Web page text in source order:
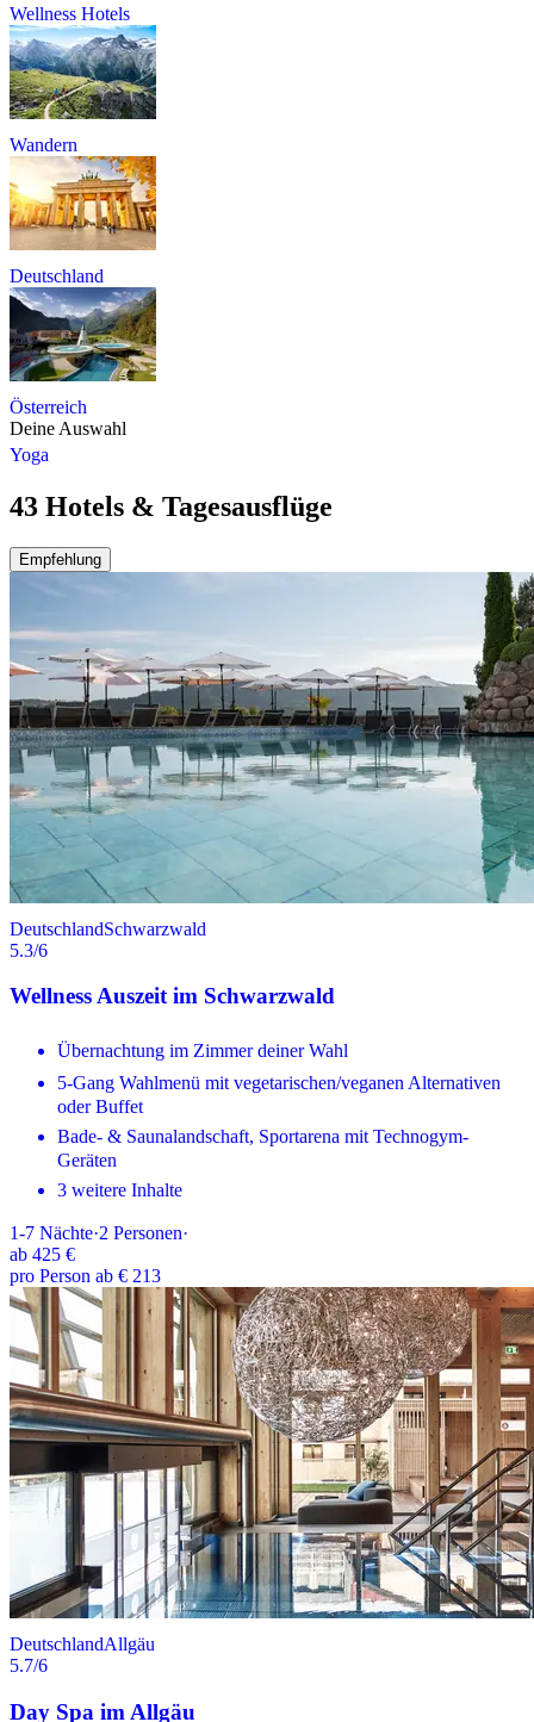
Wellness Hotels
Wandern
Deutschland
Österreich
Deine Auswahl
Yoga
43 Hotels & Tagesausflüge
Empfehlung
DeutschlandSchwarzwald
5.3/6
Wellness Auszeit im Schwarzwald
Übernachtung im Zimmer deiner Wahl
5-Gang Wahlmenü mit vegetarischen/veganen Alternativen
oder Buffet
Bade- & Saunalandschaft, Sportarena mit Technogym-
Geräten
3 weitere Inhalte
1-7 Nächte·2 Personen·
ab 425 €
pro Person ab € 213
DeutschlandAllgäu
5.7/6
Day Spa im Allgäu